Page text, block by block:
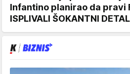
Infantino planirao da pravi
ISPLIVALI ŠOKANTNI